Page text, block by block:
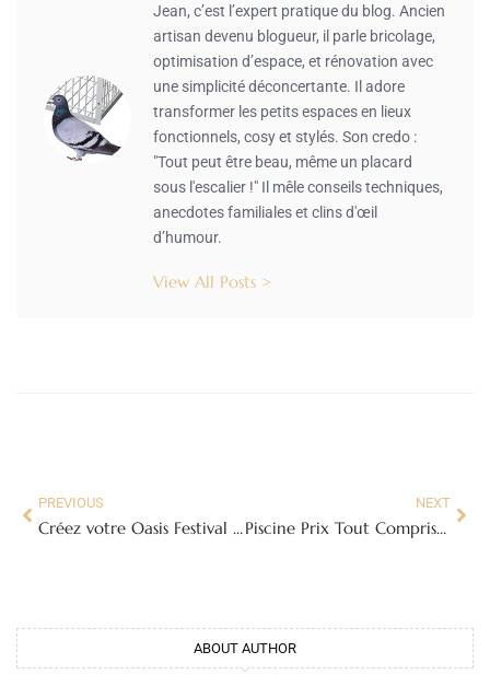
Jean, c’est l’expert pratique du blog. Ancien
artisan devenu blogueur, il parle bricolage,
optimisation d’espace, et rénovation avec
une simplicité déconcertante. Il adore
transformer les petits espaces en lieux
fonctionnels, cosy et stylés. Son credo :
"Tout peut être beau, même un placard
sous l'escalier !" Il mêle conseils techniques,
anecdotes familiales et clins d'œil
d’humour.
View All Posts >
PREVIOUS
Créez votre Oasis Festival : Tout Savoir sur la Cuisine d’Été avec Bar
NEXT
Piscine Prix Tout Compris : Le Guide Ultime pour 2024 et 2025
ABOUT AUTHOR